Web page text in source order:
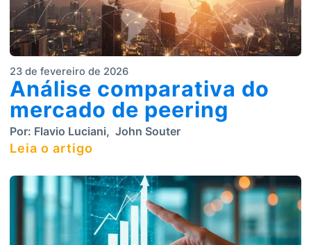
23 de fevereiro de 2026
Análise comparativa do
mercado de peering
Por: Flavio Luciani, John Souter
Leia o artigo